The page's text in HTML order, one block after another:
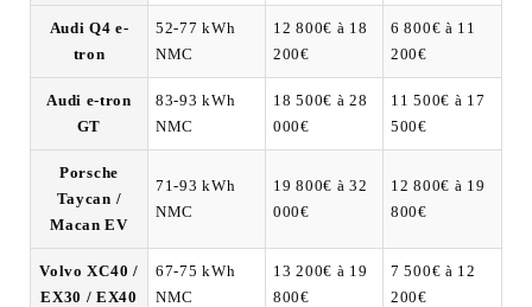
Audi Q4 e-
tron
52-77 kWh
NMC
12 800€ à 18
200€
6 800€ à 11
200€
Audi e-tron
GT
83-93 kWh
NMC
18 500€ à 28
000€
11 500€ à 17
500€
Porsche
Taycan /
Macan EV
71-93 kWh
NMC
19 800€ à 32
000€
12 800€ à 19
800€
Volvo XC40 /
EX30 / EX40
67-75 kWh
NMC
13 200€ à 19
800€
7 500€ à 12
200€